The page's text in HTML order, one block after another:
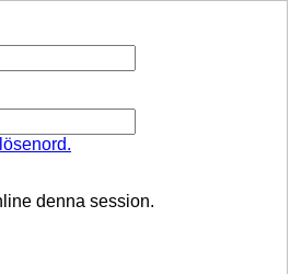
denna session.